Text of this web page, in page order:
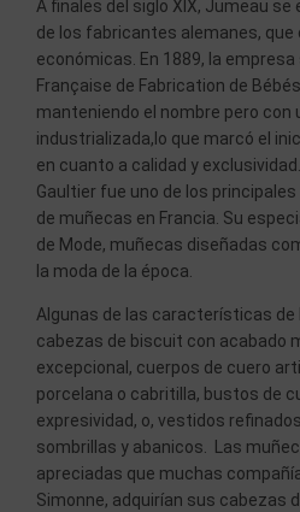
A finales del siglo XIX, Jumeau
de los fabricantes alemanes,
económicas. En 1889, la
Française de Fabrication de
manteniendo el nombre pero con
industrializada,lo que marcó el
en cuanto a calidad y
Gaultier fue uno de los
de muñecas en Francia. Su
de Mode, muñecas diseñadas
la moda de la época.
Algunas de las características de
cabezas de biscuit con acabado
excepcional, cuerpos de cuero
porcelana o cabritilla, bustos de
expresividad, o, vestidos
sombrillas y abanicos. Las
apreciadas que muchas
Simonne, adquirían sus cabezas